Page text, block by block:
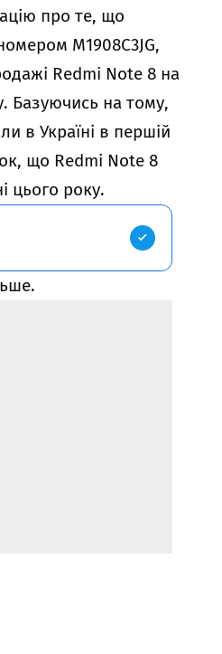
про те, що
M1908C3JG,
Redmi Note 8 на
Базуючись на тому,
в Україні в першій
що Redmi Note 8
цього року.